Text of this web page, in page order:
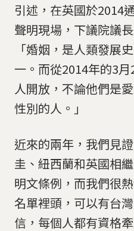
引述，在英國於2014
聲明現場，下議院議
「婚姻，是人類發展
一。而從2014年的3
人開放，不論他們是
性別的人。」
近來的兩年，我們見
圭、紐西蘭和英國相
明文條例，而我們很
名單裡頭，可以有台
信，每個人都有資格